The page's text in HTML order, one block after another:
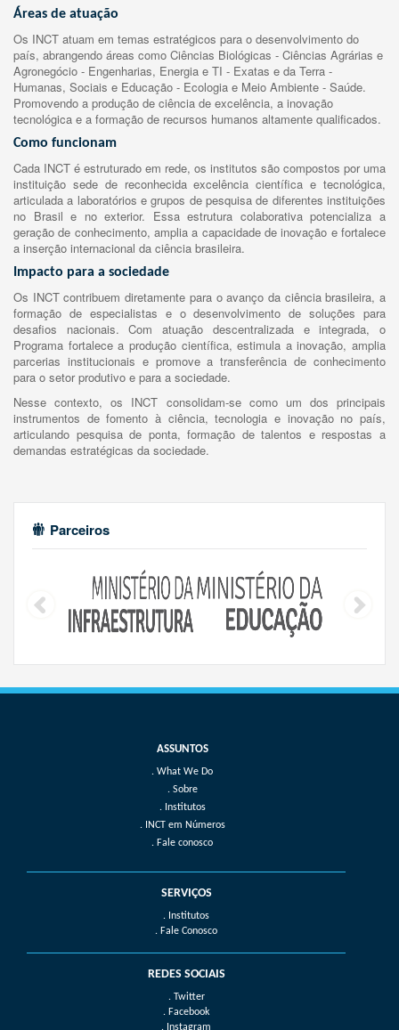
Áreas de atuação
Os INCT atuam em temas estratégicos para o desenvolvimento do
país, abrangendo áreas como Ciências Biológicas - Ciências Agrárias e
Agronegócio - Engenharias, Energia e TI - Exatas e da Terra -
Humanas, Sociais e Educação - Ecologia e Meio Ambiente - Saúde.
Promovendo a produção de ciência de excelência, a inovação
tecnológica e a formação de recursos humanos altamente qualificados.
Como funcionam
Cada INCT é estruturado em rede, os institutos são compostos por uma
instituição sede de reconhecida excelência científica e tecnológica,
articulada a laboratórios e grupos de pesquisa de diferentes instituições
no Brasil e no exterior. Essa estrutura colaborativa potencializa a
geração de conhecimento, amplia a capacidade de inovação e fortalece
a inserção internacional da ciência brasileira.
Impacto para a sociedade
Os INCT contribuem diretamente para o avanço da ciência brasileira, a
formação de especialistas e o desenvolvimento de soluções para
desafios nacionais. Com atuação descentralizada e integrada, o
Programa fortalece a produção científica, estimula a inovação, amplia
parcerias institucionais e promove a transferência de conhecimento
para o setor produtivo e para a sociedade.
Nesse contexto, os INCT consolidam-se como um dos principais
instrumentos de fomento à ciência, tecnologia e inovação no país,
articulando pesquisa de ponta, formação de talentos e respostas a
demandas estratégicas da sociedade.
Parceiros
What We Do
Sobre
Institutos
INCT em Números
Fale conosco
SERVIÇOS
. Institutos
. Fale Conosco
REDES SOCIAIS
. Twitter
. Facebook
. Instagram